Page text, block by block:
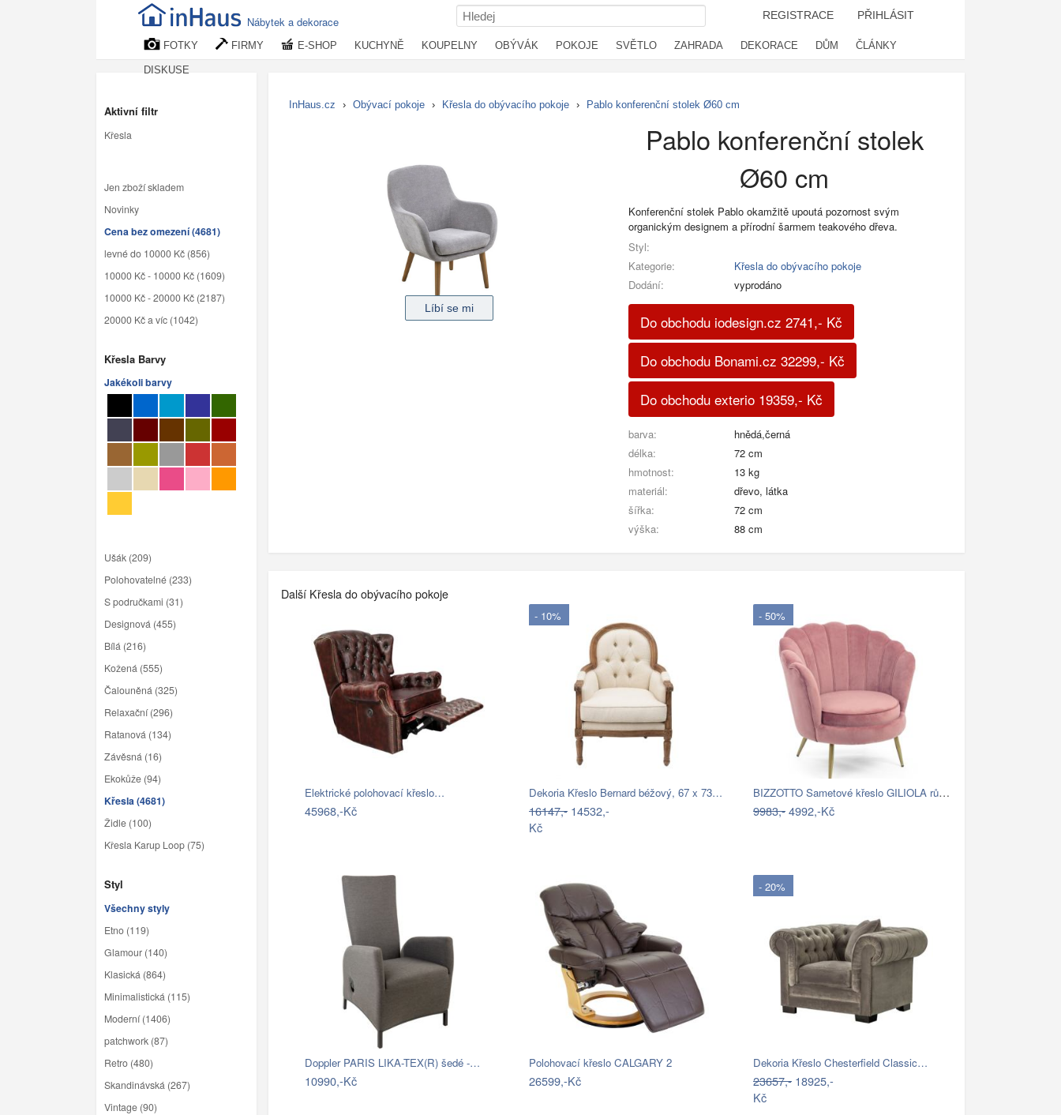
Nábytek a dekorace REGISTRACE PŘIHLÁSIT
FOTKY FIRMY E-SHOP KUCHYNĚ KOUPELNY OBÝVÁK POKOJE SVĚTLO ZAHRADA DEKORACE DŮM ČLÁNKY
DISKUSE
Aktivní filtr
Křesla
Jen zboží skladem
Novinky
Cena bez omezení (4681)
levné do 10000 Kč (856)
10000 Kč - 10000 Kč (1609)
10000 Kč - 20000 Kč (2187)
20000 Kč a víc (1042)
Křesla Barvy
Jakékoli barvy
Ušák (209)
Polohovatelné (233)
S područkami (31)
Designová (455)
Bílá (216)
Kožená (555)
Čalouněná (325)
Relaxační (296)
Ratanová (134)
Závěsná (16)
Ekokůže (94)
Křesla (4681)
Židle (100)
Křesla Karup Loop (75)
Styl
Všechny styly
Etno (119)
Glamour (140)
Klasická (864)
Minimalistická (115)
Moderní (1406)
patchwork (87)
Retro (480)
Skandinávská (267)
Vintage (90)
InHaus.cz › Obývací pokoje › Křesla do obývacího pokoje › Pablo konferenční stolek Ø60 cm
Pablo konferenční stolek
Ø60 cm
Konferenční stolek Pablo okamžitě upoutá pozornost svým
organickým designem a přírodní šarmem teakového dřeva.
Styl:
Kategorie:
Křesla do obývacího pokoje
Dodání:
vyprodáno
Do obchodu iodesign.cz 2741,- Kč
Do obchodu Bonami.cz 32299,- Kč
Do obchodu exterio 19359,- Kč
barva:
hnědá,černá
délka:
72 cm
hmotnost:
13 kg
materiál:
dřevo, látka
šířka:
72 cm
výška:
88 cm
Další Křesla do obývacího pokoje
Elektrické polohovací křeslo…
45968,-Kč
- 10%
Dekoria Křeslo Bernard béžový, 67 x 73…
16147,- 14532,-
Kč
- 50%
BIZZOTTO Sametové křeslo GILIOLA růžové
9983,-4992,-Kč
Doppler PARIS LIKA-TEX(R) šedé -…
10990,-Kč
Polohovací křeslo CALGARY 2
26599,-Kč
- 20%
Dekoria Křeslo Chesterfield Classic…
23657,- 18925,-
Kč